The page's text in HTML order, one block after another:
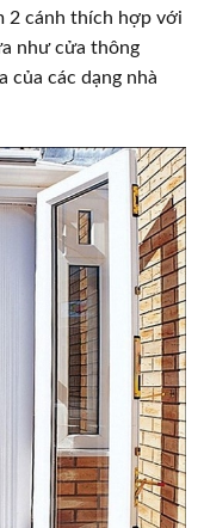
2 cánh thích hợp với
như cửa thông
của các dạng nhà